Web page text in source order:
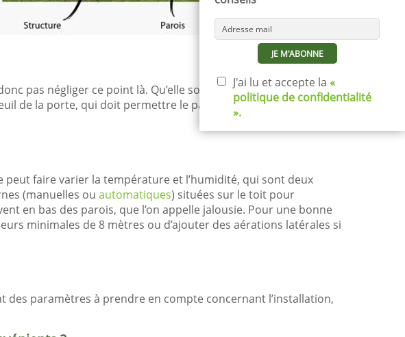
pas négliger ce point là. Qu’elle soit battante ou coulissante,
de la porte, qui doit permettre le passage de brouette par
faire varier la température et l’humidité, qui sont deux
(manuelles ou automatiques) situées sur le toit pour
en bas des parois, que l’on appelle jalousie. Pour une bonne
minimales de 8 mètres ou d’ajouter des aérations latérales si
des paramètres à prendre en compte concernant l’installation,
J'ai lu et accepte la«
politique de confidentialité
».